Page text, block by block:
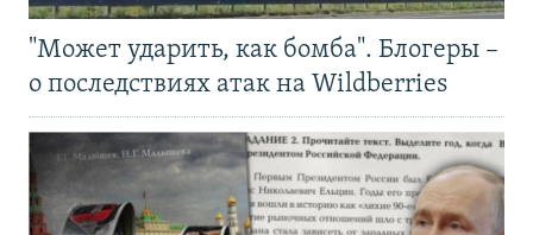
"Может ударить, как бомба". Блогеры –
о последствиях атак на Wildberries